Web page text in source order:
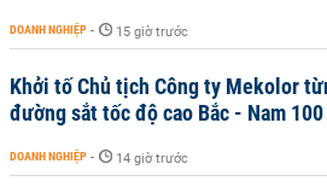
DOANH NGHIỆP - 15 giờ trước
Khởi tố Chủ tịch Công ty Mekolor
đường sắt tốc độ cao Bắc - Nam
DOANH NGHIỆP - 14 giờ trước